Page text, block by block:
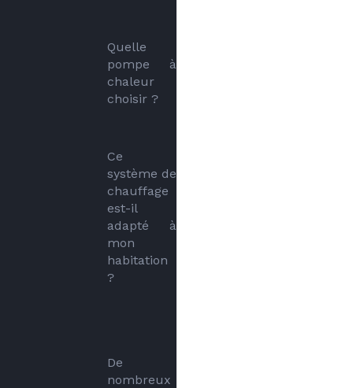
Quelle
pompe à
chaleur
choisir ?
Ce
système de
chauffage
est-il
adapté à
mon
habitation
?
De
nombreux